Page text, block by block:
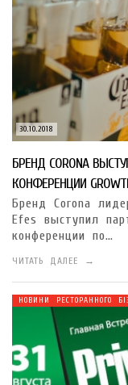
30.10.2018
БРЕНД CORONA
КОНФЕРЕНЦИИ
Бренд Corona
Efes выступил
конференции по…
ЧИТАТЬ ДАЛЕЕ →
НОВИНИ РЕСТОРАННОГО